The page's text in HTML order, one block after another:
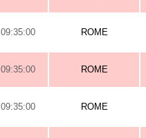
09:35:00 ROME
09:35:00 ROME
09:35:00 ROME